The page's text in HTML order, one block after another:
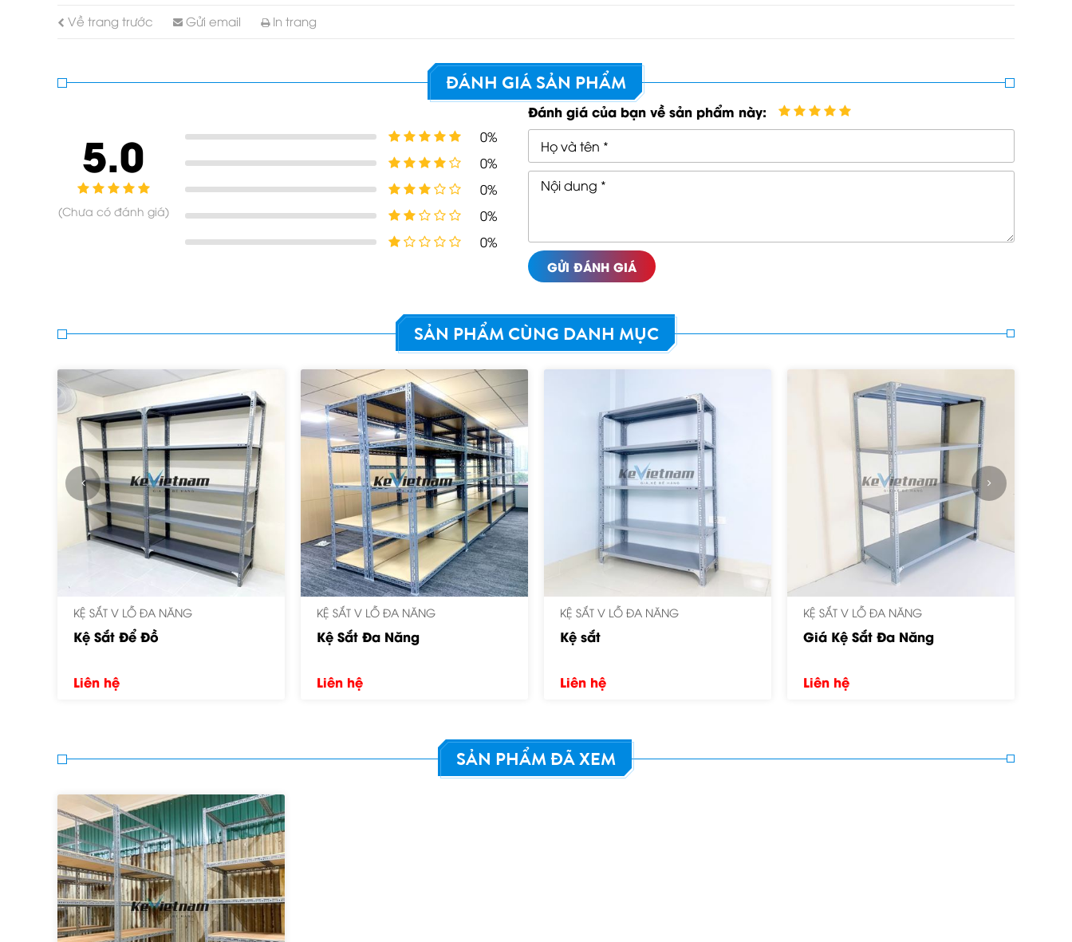
Về trang trước Gửi email In trang
ĐÁNH GIÁ SẢN PHẨM
5.0
(Chưa có đánh giá)
0%
0%
0%
0%
0%
Đánh giá của bạn về sản phẩm này:
GỬI ĐÁNH GIÁ
SẢN PHẨM CÙNG DANH MỤC
KỆ SẮT V LỖ ĐA NĂNG
Kệ Sắt Đa Năng
Liên hệ
KỆ SẮT V LỖ ĐA NĂNG
Kệ sắt
Liên hệ
KỆ SẮT V LỖ ĐA NĂNG
Giá Kệ Sắt Đa Năng
Liên hệ
KỆ SẮT V LỖ ĐA NĂNG
Kệ Sắt V Lỗ
Liên hệ
SẢN PHẨM ĐÃ XEM
GỬI TƯ VẤN Hủy